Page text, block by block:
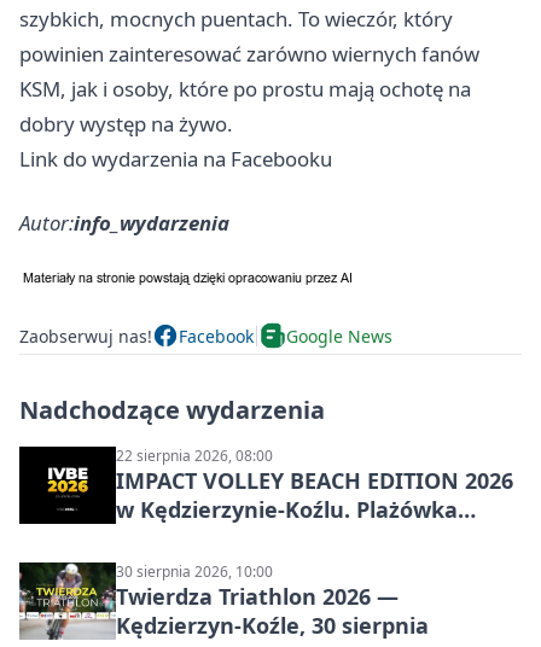
szybkich, mocnych puentach. To wieczór, który
powinien zainteresować zarówno wiernych fanów
KSM, jak i osoby, które po prostu mają ochotę na
dobry występ na żywo.
Link do wydarzenia na Facebooku
Autor:info_wydarzenia
Zaobserwuj nas! Facebook Google News
Nadchodzące wydarzenia
22 sierpnia 2026, 08:00
IMPACT VOLLEY BEACH EDITION 2026
w Kędzierzynie-Koźlu. Plażówka
30 sierpnia 2026, 10:00
Twierdza Triathlon 2026 —
Kędzierzyn-Koźle, 30 sierpnia